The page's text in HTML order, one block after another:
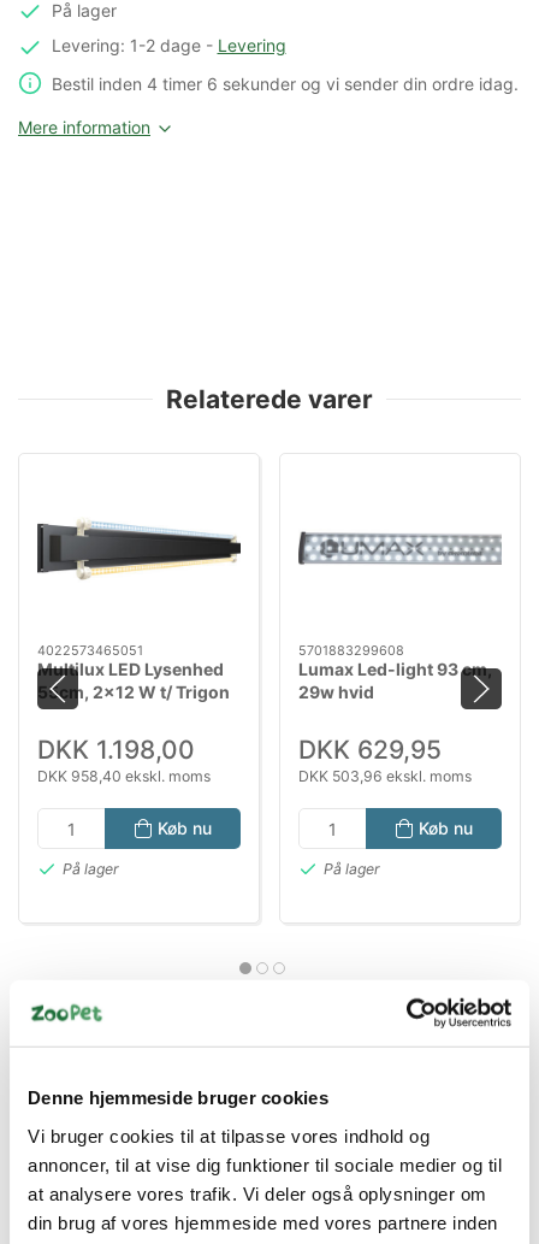
Denne hjemmeside bruger cookies
Vi bruger cookies til at tilpasse vores indhold og
annoncer, til at vise dig funktioner til sociale medier og til
at analysere vores trafik. Vi deler også oplysninger om
din brug af vores hjemmeside med vores partnere inden
På lager
Levering: 1-2 dage- Levering
Bestil inden 4 timer6 sekunderog vi sender din ordre idag.
Mere information
Relaterede varer
4022573465051
Multilux LED Lysenhed
55cm, 2x12 W t/ Trigon
350
DKK 1.198,00
DKK 958,40 ekskl. moms
Køb nu
På lager
5701883299608
Lumax Led-light 93 cm,
29w hvid
DKK 629,95
DKK 503,96 ekskl. moms
Køb nu
På lager
Bestsælgende varer i Lysstofrør og
Tilbehør